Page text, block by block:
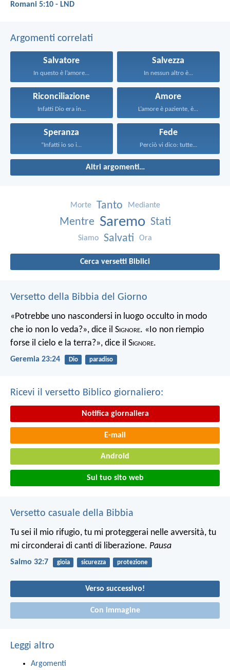
Romani 5:10 - LND
Argomenti correlati
Salvatore
In questo è l’amore...
Salvezza
In nessun altro è...
Riconciliazione
Infatti Dio era in...
Amore
L’amore è paziente, è...
Speranza
“Infatti io so i...
Fede
Perciò vi dico: tutte...
Altri argomenti…
Morte Tanto Mediante
Mentre Saremo Stati
Siamo Salvati Ora
Cerca versetti Biblici
Versetto della Bibbia del Giorno
«Potrebbe uno nascondersi in luogo occulto in modo
che io non lo veda?», dice il Signore. «Io non riempio
forse il cielo e la terra?», dice il Signore.
Geremia 23:24 Dio paradiso
Ricevi il versetto Biblico giornaliero:
Notifica giornaliera
E-mail
Android
Sul tuo sito web
Versetto casuale della Bibbia
Tu sei il mio rifugio, tu mi proteggerai nelle avversità, tu
mi circonderai di canti di liberazione. Pausa
Salmo 32:7 gioia sicurezza protezione
Verso successivo!
Con immagine
Leggi altro
Argomenti